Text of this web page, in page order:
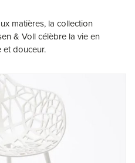
matières, la collection
& Voll célèbre la vie en
et douceur.